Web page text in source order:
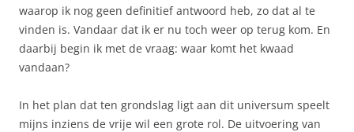
waarop ik nog geen definitief antwoord heb, zo dat al te
vinden is. Vandaar dat ik er nu toch weer op terug kom. En
daarbij begin ik met de vraag: waar komt het kwaad
vandaan?
In het plan dat ten grondslag ligt aan dit universum speelt
mijns inziens de vrije wil een grote rol. De uitvoering van